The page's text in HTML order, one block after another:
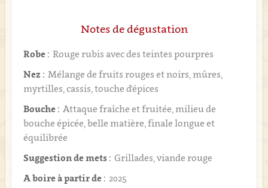
Notes de dégustation
Robe : Rouge rubis avec des teintes pourpres
Nez : Mélange de fruits rouges et noirs, mûres,
myrtilles, cassis, touche d'épices
Bouche : Attaque fraîche et fruitée, milieu de
bouche épicée, belle matière, finale longue et
équilibrée
Suggestion de mets : Grillades, viande rouge
A boire à partir de : 2025